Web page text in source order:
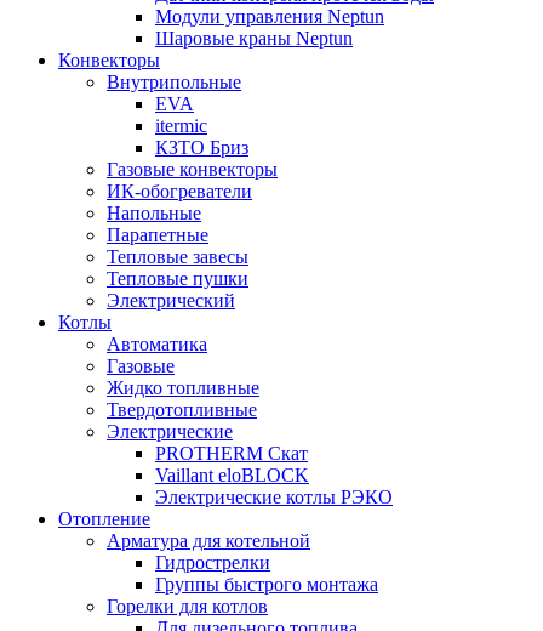
Модули управления Neptun
Шаровые краны Neptun
Конвекторы
Внутрипольные
EVA
itermic
КЗТО Бриз
Газовые конвекторы
ИК-обогреватели
Напольные
Парапетные
Тепловые завесы
Тепловые пушки
Электрический
Котлы
Автоматика
Газовые
Жидко топливные
Твердотопливные
Электрические
PROTHERM Скат
Vaillant eloBLOCK
Электрические котлы РЭКО
Отопление
Арматура для котельной
Гидрострелки
Группы быстрого монтажа
Горелки для котлов